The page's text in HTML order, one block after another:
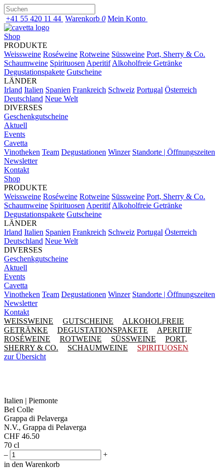
+41 55 420 11 44 Warenkorb 0 Mein Konto
Shop
PRODUKTE
Weissweine Roséweine Rotweine Süssweine Port, Sherry & Co.
Schaumweine Spirituosen Aperitif Alkoholfreie Getränke
Degustationspakete Gutscheine
LÄNDER
Irland Italien Spanien Frankreich Schweiz Portugal Österreich
Deutschland Neue Welt
DIVERSES
Geschenkgutscheine
Aktuell
Events
Cavetta
Vinotheken Team Degustationen Winzer Standorte | Öffnungszeiten
Newsletter
Kontakt
Shop
PRODUKTE
Weissweine Roséweine Rotweine Süssweine Port, Sherry & Co.
Schaumweine Spirituosen Aperitif Alkoholfreie Getränke
Degustationspakete Gutscheine
LÄNDER
Irland Italien Spanien Frankreich Schweiz Portugal Österreich
Deutschland Neue Welt
DIVERSES
Geschenkgutscheine
Aktuell
Events
Cavetta
Vinotheken Team Degustationen Winzer Standorte | Öffnungszeiten
Newsletter
Kontakt
WEISSWEINE
GUTSCHEINE
ALKOHOLFREIE
GETRÄNKE
DEGUSTATIONSPAKETE
APERITIF
ROSÉWEINE
ROTWEINE SÜSSWEINE
PORT,
SHERRY & CO.
SCHAUMWEINE
SPIRITUOSEN
zur Übersicht
Italien | Piemonte
Bel Colle
Grappa di Pelaverga
N.V., Grappa di Pelaverga
CHF 46.50
70 cl
–
+
in den Warenkorb